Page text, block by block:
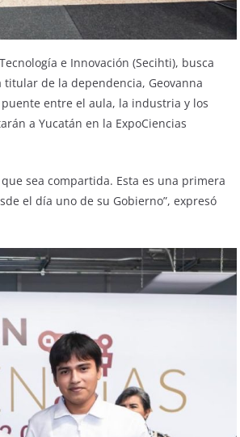
e Innovación (Secihti), busca
de la dependencia, Geovanna
entre el aula, la industria y los
a Yucatán en la ExpoCiencias
sea compartida. Esta es una primera
el día uno de su Gobierno”, expresó